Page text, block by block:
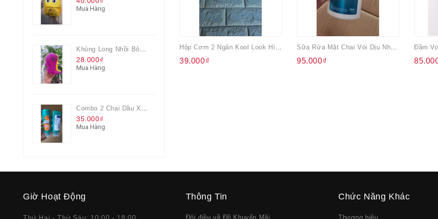
Mua Hàng
Khủng Long Nhồi Bông Cho Bé Chơi Màu Tím
28.000₫
Mua Hàng
Combo 2 Chai Dầu Xả Rejoice 3IN1 Siêu Mềm Mượt Chai 60ML
35.000₫
Mua Hàng
39.000₫ 95.000₫
Giờ Hoạt Động Thông Tin
Đôi điều về Đồ Khuyến Mãi
Chức Năng Khác
Thương hiệu